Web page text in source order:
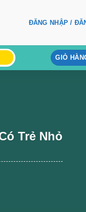
ĐĂNG NHẬP /
GIỎ
Trẻ Nhỏ